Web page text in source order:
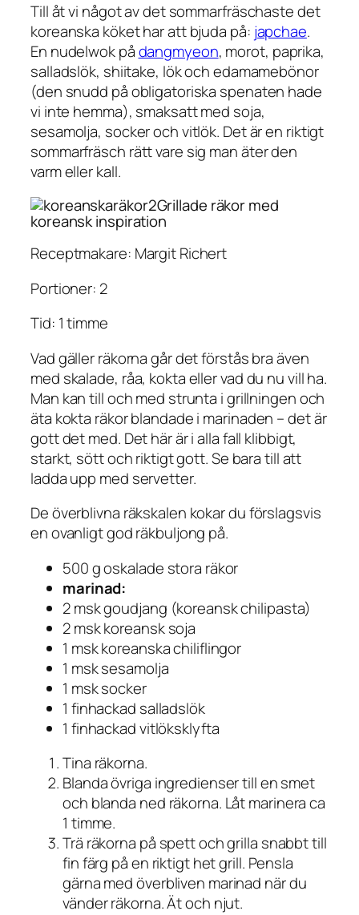
Till åt vi något av det sommarfräschaste det
koreanska köket har att bjuda på: japchae.
En nudelwok pådangmyeon, morot, paprika,
salladslök, shiitake, lök och edamamebönor
(den snudd på obligatoriska spenaten hade
vi inte hemma), smaksatt med soja,
sesamolja, socker och vitlök. Det är en riktigt
sommarfräsch rätt vare sig man äter den
varm eller kall.
Grillade räkor med
koreansk inspiration
Receptmakare: Margit Richert
Portioner: 2
Tid: 1 timme
Vad gäller räkorna går det förstås bra även
med skalade, råa, kokta eller vad du nu vill ha.
Man kan till och med strunta i grillningen och
äta kokta räkor blandade i marinaden – det är
gott det med. Det här är i alla fall klibbigt,
starkt, sött och riktigt gott. Se bara till att
ladda upp med servetter.
De överblivna räkskalen kokar du förslagsvis
en ovanligt god räkbuljong på.
500 g oskalade stora räkor
marinad:
2 msk goudjang (koreansk chilipasta)
2 msk koreansk soja
1 msk koreanska chiliflingor
1 msk sesamolja
1 msk socker
1 finhackad salladslök
1 finhackad vitlöksklyfta
Tina räkorna.
Blanda övriga ingredienser till en smet
och blanda ned räkorna. Låt marinera ca
1 timme.
Trä räkorna på spett och grilla snabbt till
fin färg på en riktigt het grill. Pensla
gärna med överbliven marinad när du
vänder räkorna. Ät och njut.